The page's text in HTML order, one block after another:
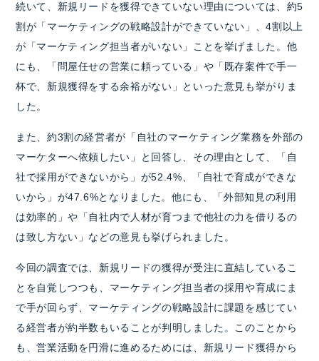
続いて、新規リードを獲得できていない理由については、約5
割が「マーケティングの戦略設計ができていない」、4割以上
が「マーケティング担当者がいない」ことを挙げました。他
にも、「問屋任せの営業に頼っている」や「既存案件で手一
杯で、新規獲得をする余裕がない」といった意見も挙がりま
した。
また、約3割の経営者が「自社のマーケティング業務を外部の
マーケターへ依頼したい」と回答し、その理由として、「自
社で採用ができないから」が52.4%、「自社で育成ができな
いから」が47.6%となりました。他にも、「外部知見の利用
は効率的」や「自社内で人材が育つまで他社の力を借りるの
は致し方ない」などの意見も挙げられました。
今回の調査では、新規リードの獲得が受注に直結しているこ
とを自覚しつつも、マーケティング担当者の採用や育成にま
で手が回らず、マーケティングの戦略設計に課題を感じてい
る経営者が約半数もいることが判明しました。このことから
も、営業活動を円滑に進めるためには、新規リード獲得から